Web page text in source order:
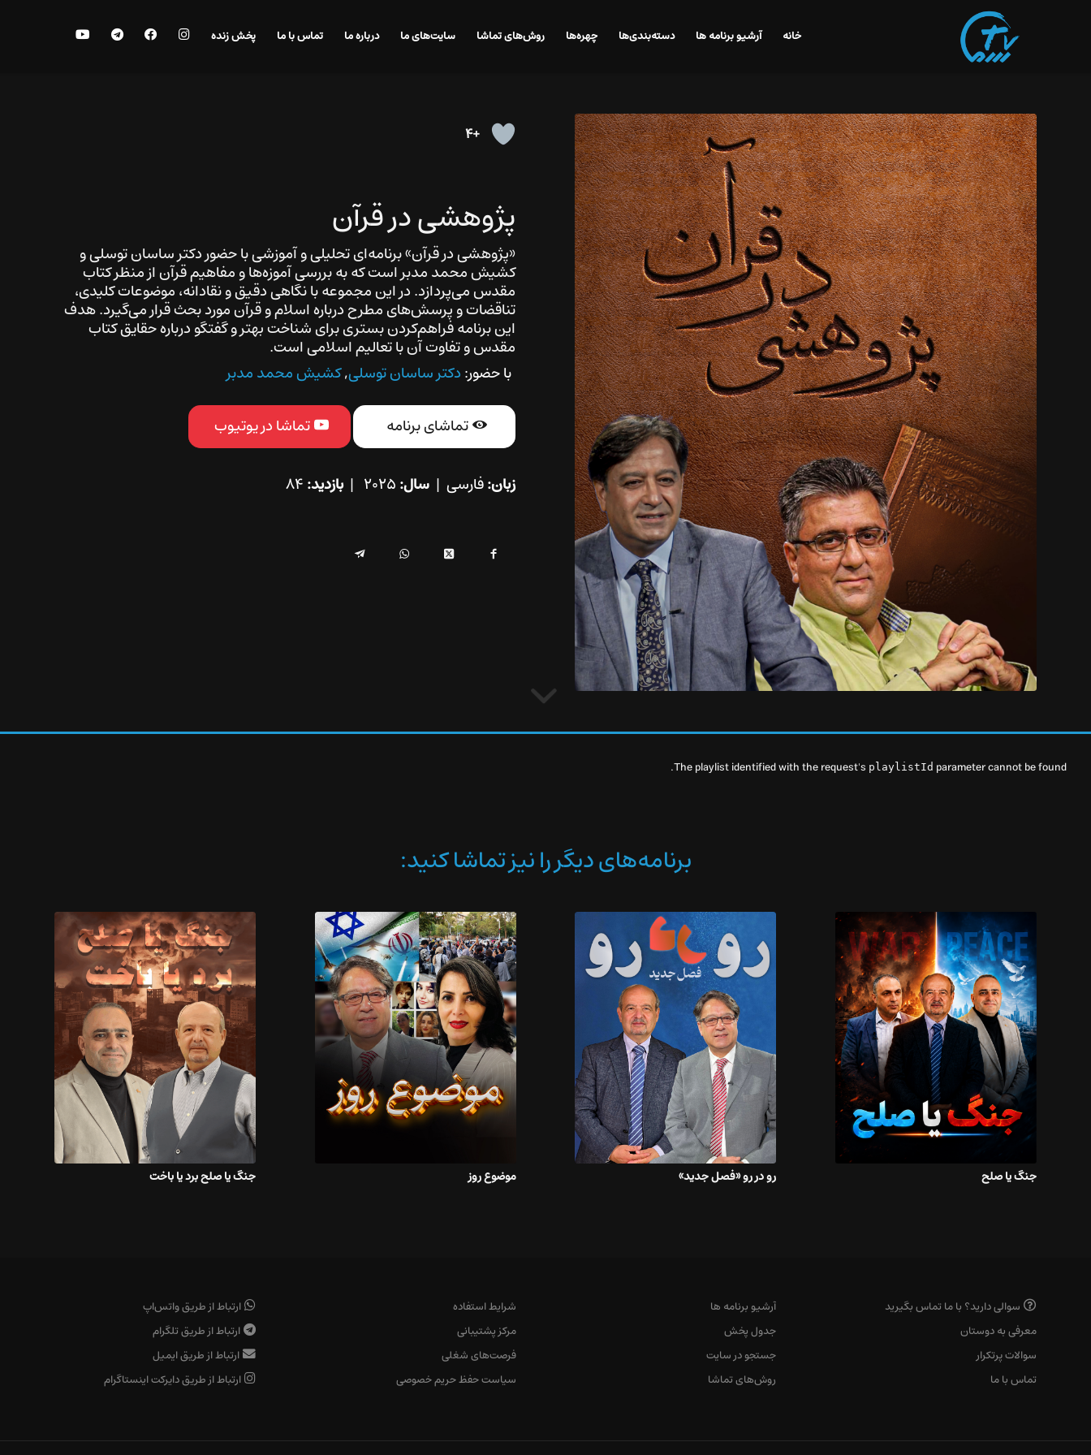
خانه آرشیو برنامه ها دسته‌بندی‌ها چهره‌ها روش‌های تماشا سایت‌های ما درباره ما تماس با ما پخش زنده اینستاگرامفیس تلگرام یوتیوب
+4
پژوهشی در قرآن
«پژوهشی در قرآن» برنامه‌ای تحلیلی و آموزشی با حضور دکتر ساسان توسلی و
کشیش محمد مدبر است که به بررسی آموزه‌ها و مفاهیم قرآن از منظر کتاب
مقدس می‌پردازد. در این مجموعه با نگاهی دقیق و نقادانه، موضوعات کلیدی،
تناقضات و پرسش‌های مطرح درباره اسلام و قرآن مورد بحث قرار می‌گیرد. هدف
این برنامه فراهم‌کردن بستری برای شناخت بهتر و گفتگو درباره حقایق کتاب
مقدس و تفاوت آن با تعالیم اسلامی است.
با حضور:دکتر ساسان توسلی,کشیش محمد مدبر
تماشای برنامه تماشا در یوتیوب
زبان:فارسی | سال: بازدید:
The playlist identified with the request's playlistId parameter cannot be found.
برنامه‌های دیگر را نیز تماشا کنید:
جنگ یا صلح رو در رو «فصل جدید» موضوع روز جنگ یا صلح برد یا باخت
سوالی دارید؟ با ما تماس بگیرید
معرفی به دوستان
سوالات پرتکرار
تماس با ما
آرشیو برنامه ها
جدول پخش
جستجو در سایت
روش‌های تماشا
شرایط استفاده
مرکز پشتیبانی
فرصت‌های شغلی
سیاست حفظ حریم خصوصی
ارتباط از طریق واتس‌اپ
ارتباط از طریق تلگرام
ارتباط از طریق ایمیل
ارتباط از طریق دایرکت اینستاگرام